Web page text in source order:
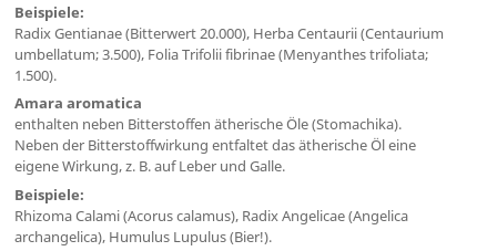
Beispiele:
Radix Gentianae (Bitterwert 20.000), Herba Centaurii (Centaurium
umbellatum; 3.500), Folia Trifolii fibrinae (Menyanthes trifoliata;
1.500).
Amara aromatica
enthalten neben Bitterstoffen ätherische Öle (Stomachika).
Neben der Bitterstoffwirkung entfaltet das ätherische Öl eine
eigene Wirkung, z. B. auf Leber und Galle.
Beispiele:
Rhizoma Calami (Acorus calamus), Radix Angelicae (Angelica
archangelica), Humulus Lupulus (Bier!).